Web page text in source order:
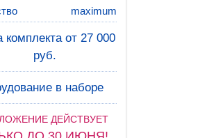
maximum
комплекта от 27 000
руб.
в наборе
ДЕЙСТВУЕТ